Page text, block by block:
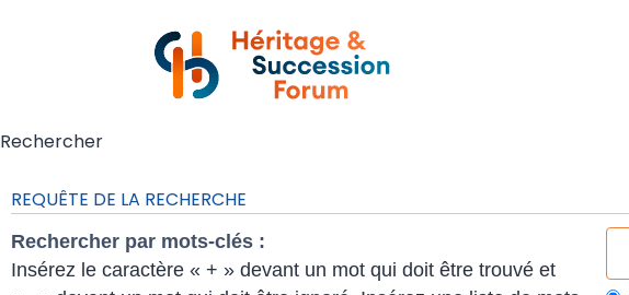
Rechercher
REQUÊTE DE LA RECHERCHE
Rechercher par mots-clés :
Insérez le caractère « + » devant un mot qui doit être trouvé et